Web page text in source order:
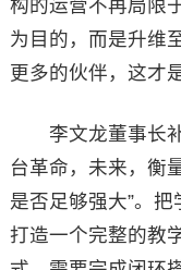
构的运营不再局限
为目的，而是升维
更多的伙伴，这才
李文龙董事长补
台革命，未来，衡
是否足够强大”。把
打造一个完整的教